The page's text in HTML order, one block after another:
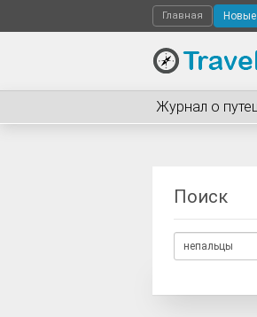
Главная Новые
Журнал о
Поиск